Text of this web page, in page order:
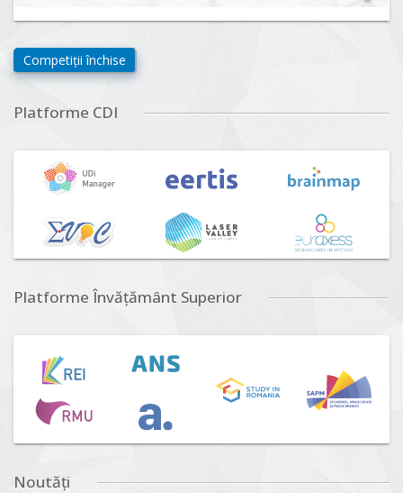
biodiversitate, consecințe socio-ecologice și traiectorii
viitoare", Competiția 2026
n°5 (DUT-2026)
Lansare:01 Septembrie 2026
Competiții închise
Platforme CDI
Platforme Învățământ Superior
Noutăți